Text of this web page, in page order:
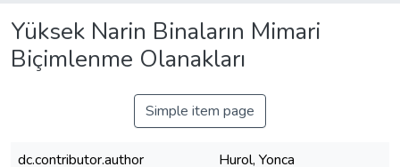
Yüksek Narin Binaların Mimari
Biçimlenme Olanakları
Simple item page
dc.contributor.author
Hurol, Yonca